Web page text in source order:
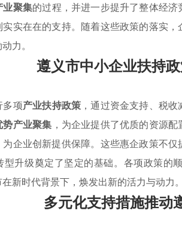
业聚集的过程，并进一步提升了整体经
实实在在的支持。随着这些政策的落实
力。
遵义市中小企业扶持
多项产业扶持政策 ，通过资金支持、税
势产业聚集 ，为企业提供了优质的资源
企业创新提供保障。这些惠企政策不
型升级奠定了坚定的基础。各项政策的
新时代背景下，焕发出新的活力与动力
多元化支持措施推动